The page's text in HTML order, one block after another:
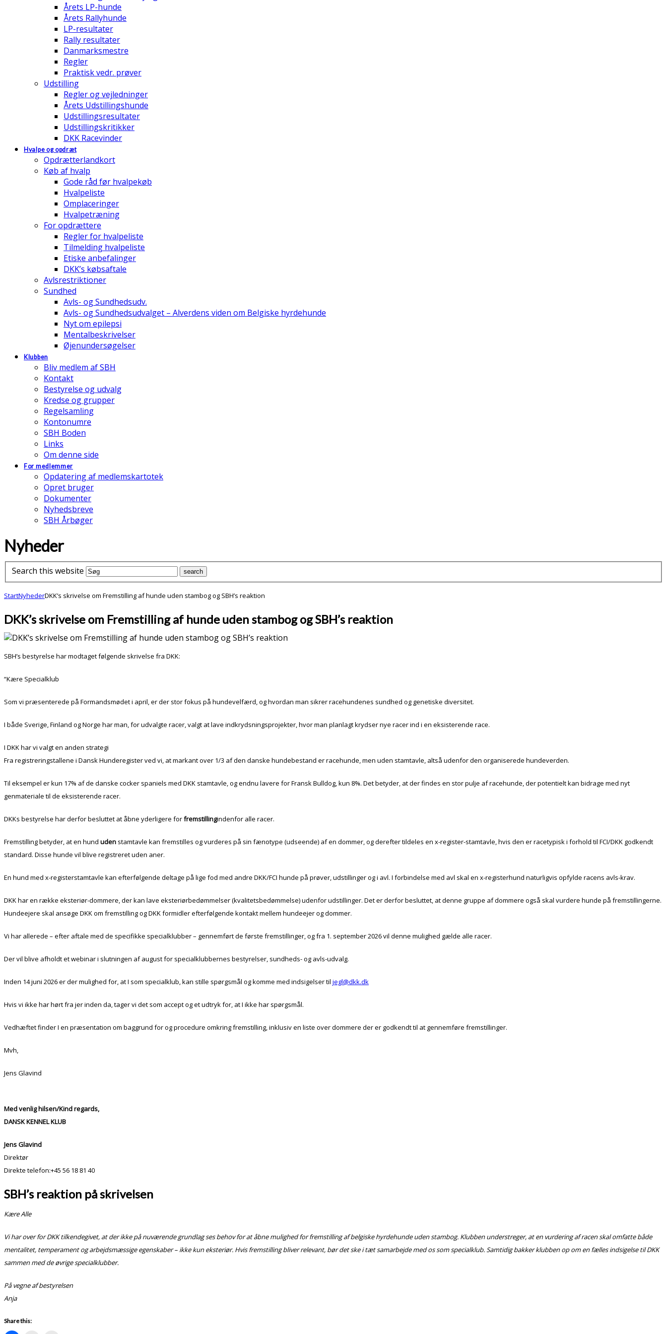
Årets LP-hunde
Årets Rallyhunde
LP-resultater
Rally resultater
Danmarksmestre
Regler
Praktisk vedr. prøver
Udstilling
Regler og vejledninger
Årets Udstillingshunde
Udstillingsresultater
Udstillingskritikker
DKK Racevinder
Hvalpe og opdræt
Opdrætterlandkort
Køb af hvalp
Gode råd før hvalpekøb
Hvalpeliste
Omplaceringer
Hvalpetræning
For opdrættere
Regler for hvalpeliste
Tilmelding hvalpeliste
Etiske anbefalinger
DKK’s købsaftale
Avlsrestriktioner
Sundhed
Avls- og Sundhedsudv.
Avls- og Sundhedsudvalget – Alverdens viden om Belgiske hyrdehunde
Nyt om epilepsi
Mentalbeskrivelser
Øjenundersøgelser
Klubben
Bliv medlem af SBH
Kontakt
Bestyrelse og udvalg
Kredse og grupper
Regelsamling
Kontonumre
SBH Boden
Links
Om denne side
For medlemmer
Opdatering af medlemskartotek
Opret bruger
Dokumenter
Nyhedsbreve
SBH Årbøger
Nyheder
Search this website
StartNyhederDKK’s skrivelse om Fremstilling af hunde uden stambog og SBH’s reaktion
DKK’s skrivelse om Fremstilling af hunde uden stambog og SBH’s reaktion
SBH’s bestyrelse har modtaget følgende skrivelse fra DKK:
“Kære Specialklub
Som vi præsenterede på Formandsmødet i april, er der stor fokus på hundevelfærd, og hvordan man sikrer racehundenes sundhed og genetiske diversitet.
I både Sverige, Finland og Norge har man, for udvalgte racer, valgt at lave indkrydsningsprojekter, hvor man planlagt krydser nye racer ind i en eksisterende race.
I DKK har vi valgt en anden strategi
Fra registreringstallene i Dansk Hunderegister ved vi, at markant over 1/3 af den danske hundebestand er racehunde, men uden stamtavle, altså udenfor den organiserede hundeverden.
Til eksempel er kun 17% af de danske cocker spaniels med DKK stamtavle, og endnu lavere for Fransk Bulldog, kun 8%. Det betyder, at der findes en stor pulje af racehunde, der potentielt kan bidrage med nyt
genmateriale til de eksisterende racer.
DKKs bestyrelse har derfor besluttet at åbne yderligere forfremstillingindenfor alle racer.
Fremstilling betyder, at en hund uden stamtavle kan fremstilles og vurderes på sin fænotype (udseende) af en dommer, og derefter tildeles en x-register-stamtavle, hvis den er racetypisk i forhold til FCI/DKK godkendt
standard. Disse hunde vil blive registreret uden aner.
En hund med x-registerstamtavle kan efterfølgende deltage på lige fod med andre DKK/FCI hunde på prøver, udstillinger og i avl. I forbindelse med avl skal en x-registerhund naturligvis opfylde racens avls-krav.
DKK har en række eksteriør-dommere, der kan lave eksteriørbedømmelser (kvalitetsbedømmelse) udenfor udstillinger. Det er derfor besluttet, at denne gruppe af dommere også skal vurdere hunde på fremstillingerne.
Hundeejere skal ansøge DKK om fremstilling og DKK formidler efterfølgende kontakt mellem hundeejer og dommer.
Vi har allerede – efter aftale med de specifikke specialklubber – gennemført de første fremstillinger, og fra 1. september 2026 vil denne mulighed gælde alle racer.
Der vil blive afholdt et webinar i slutningen af august for specialklubbernes bestyrelser, sundheds- og avls-udvalg.
Inden 14 juni 2026 er der mulighed for, at I som specialklub, kan stille spørgsmål og komme med indsigelser til jegl@dkk.dk
Hvis vi ikke har hørt fra jer inden da, tager vi det som accept og et udtryk for, at I ikke har spørgsmål.
Vedhæftet finder I en præsentation om baggrund for og procedure omkring fremstilling, inklusiv en liste over dommere der er godkendt til at gennemføre fremstillinger.
Mvh,
Jens Glavind
Med venlig hilsen/Kind regards,
DANSK KENNEL KLUB
Jens Glavind
Direktør
Direkte telefon:+45 56 18 81 40
SBH’s reaktion på skrivelsen
Kære Alle
Vi har over for DKK tilkendegivet, at der ikke på nuværende grundlag ses behov for at åbne mulighed for fremstilling af belgiske hyrdehunde uden stambog. Klubben understreger, at en vurdering af racen skal omfatte både
mentalitet, temperament og arbejdsmæssige egenskaber – ikke kun eksteriør. Hvis fremstilling bliver relevant, bør det ske i tæt samarbejde med os som specialklub. Samtidig bakker klubben op om en fælles indsigelse til DKK
sammen med de øvrige specialklubber.
På vegne af bestyrelsen
Anja
Share this: